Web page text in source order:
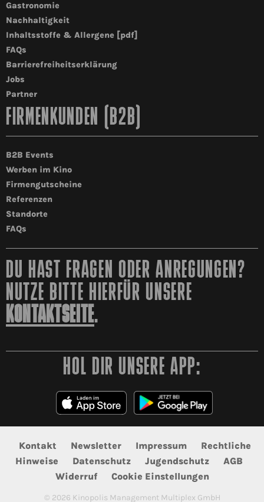
Gastronomie
Nachhaltigkeit
Inhaltsstoffe & Allergene [pdf]
FAQs
Barrierefreiheitserklärung
Jobs
Partner
FIRMENKUNDEN (B2B)
B2B Events
Werben im Kino
Firmengutscheine
Referenzen
Standorte
FAQs
DU HAST FRAGEN ODER ANREGUNGEN?
NUTZE BITTE HIERFÜR UNSERE
KONTAKTSEITE.
HOL DIR UNSERE APP:
Kontakt Newsletter Impressum
Rechtliche
Hinweise
Datenschutz Jugendschutz
AGB
Widerruf
Cookie Einstellungen
© 2026 Kinopolis Management Multiplex GmbH